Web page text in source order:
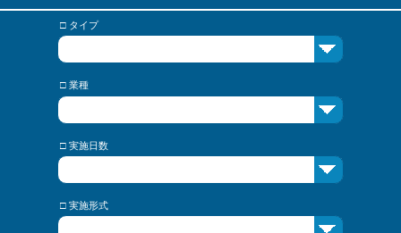
□ タイプ
□ 業種
□ 実施日数
□ 実施形式